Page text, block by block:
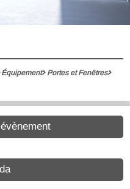
Équipement
Portes et Fenêtres